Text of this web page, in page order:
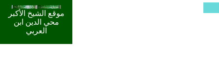
موقع الشيخ الأكبر
محي الدين ابن
العربي